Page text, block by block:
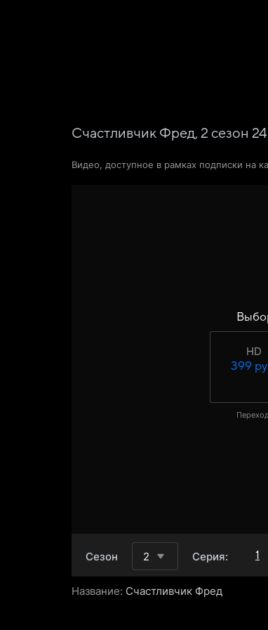
Счастливчик Фред, 2 сезон 24
Видео, доступное в рамках подписки на
HD
399
Сезон 2 Серия: 1
Название: Счастливчик Фред